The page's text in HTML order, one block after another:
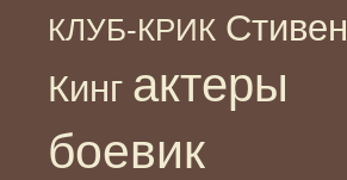
КЛУБ-КРИК Стивен
Кинг актеры
боевик